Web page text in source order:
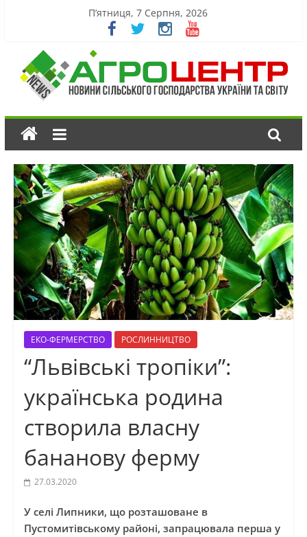
П’ятниця, 7 Серпня, 2026
ЕКО-ФЕРМЕРСТВО РОСЛИННИЦТВО
“Львівські тропіки”:
українська родина
створила власну
бананову ферму
27.03.2020
У селі Липники, що розташоване в
Пустомитівському районі, запрацювала перша у